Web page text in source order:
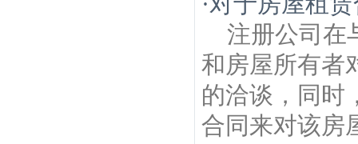
注册公司在
和房屋所有者
的洽谈，同时
合同来对该房